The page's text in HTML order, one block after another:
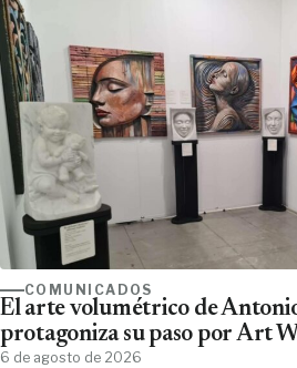
COMUNICADOS
El arte volumétrico de
protagoniza su paso por Art
6 de agosto de 2026